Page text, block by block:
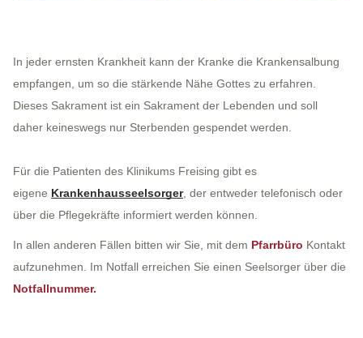
In jeder ernsten Krankheit kann der Kranke die Krankensalbung
empfangen, um so die stärkende Nähe Gottes zu erfahren.
Dieses Sakrament ist ein Sakrament der Lebenden und soll
daher keineswegs nur Sterbenden gespendet werden.
Für die Patienten des Klinikums Freising gibt es
eigene Krankenhausseelsorger, der entweder telefonisch oder
über die Pflegekräfte informiert werden können.
In allen anderen Fällen bitten wir Sie, mit dem Pfarrbüro Kontakt
aufzunehmen. Im Notfall erreichen Sie einen Seelsorger über die
Notfallnummer.